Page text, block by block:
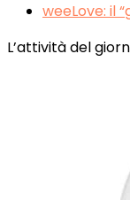
weeLove: il
L’attività del